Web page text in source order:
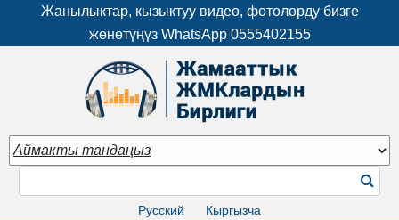
Жанылыктар, кызыктуу видео, фотолорду бизге
жөнөтүңүз WhatsApp 0555402155
Русский Кыргызча